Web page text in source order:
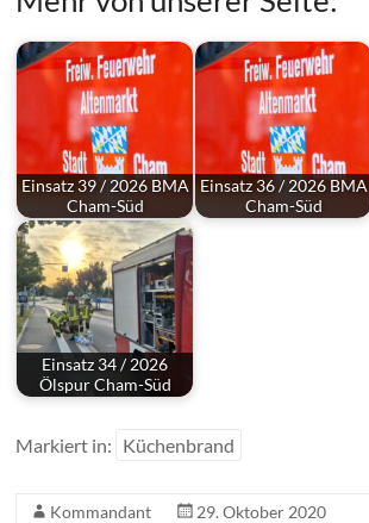
Einsatz 39 / 2026 BMA
Cham-Süd
Einsatz 36 / 2026 BMA
Cham-Süd
Einsatz 34 / 2026
Ölspur Cham-Süd
Markiert in: Küchenbrand
Kommandant
29. Oktober 2020